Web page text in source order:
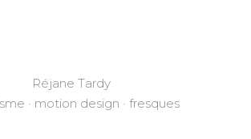
Réjane Tardy
· motion design · fresques